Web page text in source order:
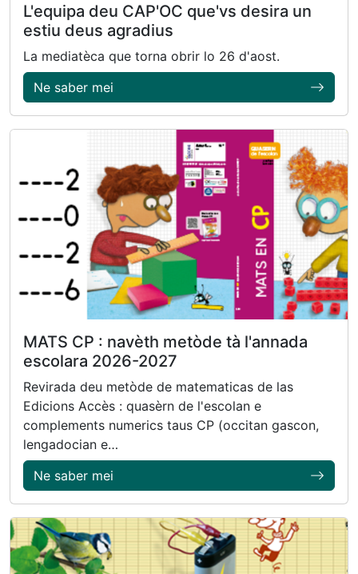
L'equipa deu CAP'OC que'vs desira un
estiu deus agradius
La mediatèca que torna obrir lo 26 d'aost.
Ne saber mei
MATS CP : navèth metòde tà l'annada
escolara 2026-2027
Revirada deu metòde de matematicas de las
Edicions Accès : quasèrn de l'escolan e
complements numerics taus CP (occitan gascon,
lengadocian e…
Ne saber mei